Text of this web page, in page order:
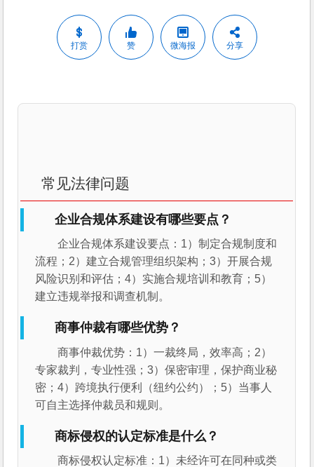
打赏 赞 微海报 分享
常见法律问题
企业合规体系建设有哪些要点？
企业合规体系建设要点：1）制定合规制度和
流程；2）建立合规管理组织架构；3）开展合规
风险识别和评估；4）实施合规培训和教育；5）
建立违规举报和调查机制。
商事仲裁有哪些优势？
商事仲裁优势：1）一裁终局，效率高；2）
专家裁判，专业性强；3）保密审理，保护商业秘
密；4）跨境执行便利（纽约公约）；5）当事人
可自主选择仲裁员和规则。
商标侵权的认定标准是什么？
商标侵权认定标准：1）未经许可在同种或类